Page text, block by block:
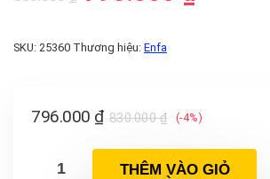
SKU: 25360 Thương hiệu: Enfa
830.000₫
796.000 ₫ (-4%)
THÊM VÀO GIỎ